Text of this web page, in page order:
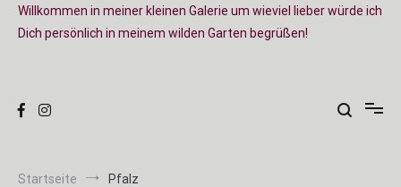
Willkommen in meiner kleinen Galerie um wieviel lieber würde ich
Dich persönlich in meinem wilden Garten begrüßen!
Startseite Pfalz